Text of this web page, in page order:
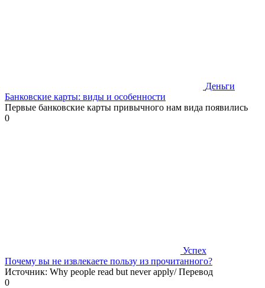
Деньги
Банковские карты: виды и особенности
Первые банковские карты привычного нам вида появились
0
Успех
Почему вы не извлекаете пользу из прочитанного?
Источник: Why people read but never apply/ Перевод
0